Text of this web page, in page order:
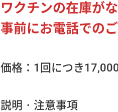
ワクチンの在庫が
事前にお電話での
価格：1回につき
説明・注意事項